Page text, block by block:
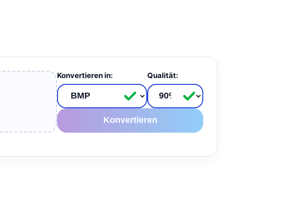
Konvertieren in: Qualität:
Konvertieren